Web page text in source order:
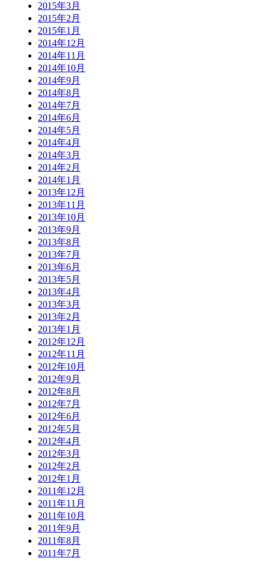
2015年3月
2015年2月
2015年1月
2014年12月
2014年11月
2014年10月
2014年9月
2014年8月
2014年7月
2014年6月
2014年5月
2014年4月
2014年3月
2014年2月
2014年1月
2013年12月
2013年11月
2013年10月
2013年9月
2013年8月
2013年7月
2013年6月
2013年5月
2013年4月
2013年3月
2013年2月
2013年1月
2012年12月
2012年11月
2012年10月
2012年9月
2012年8月
2012年7月
2012年6月
2012年5月
2012年4月
2012年3月
2012年2月
2012年1月
2011年12月
2011年11月
2011年10月
2011年9月
2011年8月
2011年7月